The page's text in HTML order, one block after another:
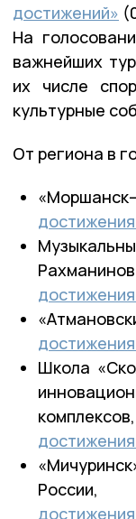
достижений»
На
важнейших
их числе
культурные
От региона в
Школа